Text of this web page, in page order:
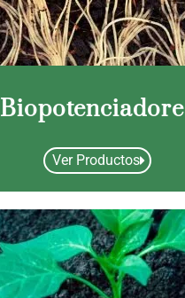
Ver Productos